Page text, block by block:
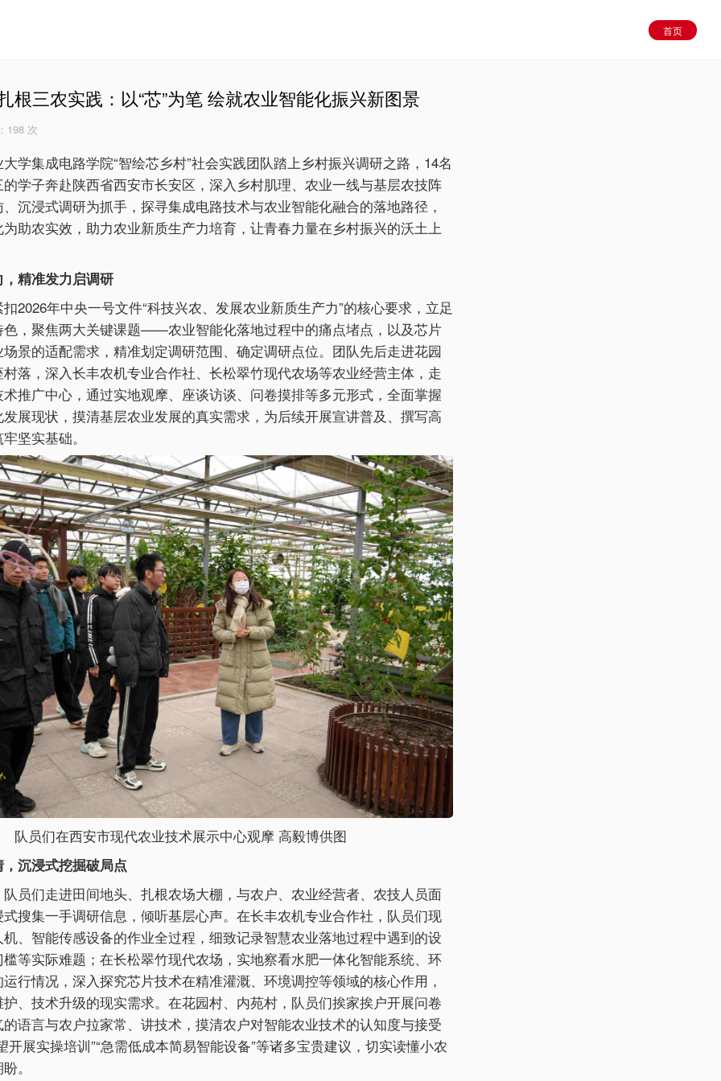
首页
根三农实践：以“芯”为笔 绘就农业智能化振兴新图景
198 次
学集成电路学院“智绘芯乡村”社会实践团队踏上乡村振兴调研之路，14名
学子奔赴陕西省西安市长安区，深入乡村肌理、农业一线与基层农技阵
沉浸式调研为抓手，探寻集成电路技术与农业智能化融合的落地路径，
助农实效，助力农业新质生产力培育，让青春力量在乡村振兴的沃土上
精准发力启调研
2026年中央一号文件“科技兴农、发展农业新质生产力”的核心要求，立足
色，聚焦两大关键课题——农业智能化落地过程中的痛点堵点，以及芯片
景的适配需求，精准划定调研范围、确定调研点位。团队先后走进花园
落，深入长丰农机专业合作社、长松翠竹现代农场等农业经营主体，走
推广中心，通过实地观摩、座谈访谈、问卷摸排等多元形式，全面掌握
展现状，摸清基层农业发展的真实需求，为后续开展宣讲普及、撰写高
坚实基础。
队员们在西安市现代农业技术展示中心观摩 高毅博供图
沉浸式挖掘破局点
员们走进田间地头、扎根农场大棚，与农户、农业经营者、农技人员面
搜集一手调研信息，倾听基层心声。在长丰农机专业合作社，队员们现
、智能传感设备的作业全过程，细致记录智慧农业落地过程中遇到的设
等实际难题；在长松翠竹现代农场，实地察看水肥一体化智能系统、环
行情况，深入探究芯片技术在精准灌溉、环境调控等领域的核心作用，
、技术升级的现实需求。在花园村、内苑村，队员们挨家挨户开展问卷
语言与农户拉家常、讲技术，摸清农户对智能农业技术的认知度与接受
开展实操培训”“急需低成本简易智能设备”等诸多宝贵建议，切实读懂小农
。